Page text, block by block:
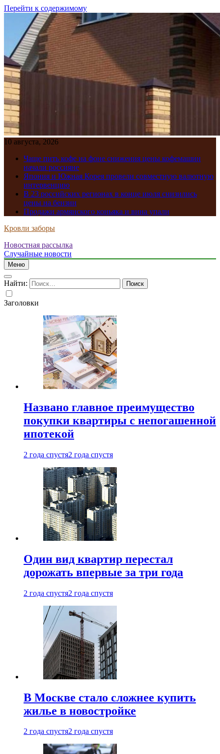
Перейти к содержимому
10 августа, 2026
Чаще пить кофе на фоне снижения цены кофемашин
начали россияне
Япония и Южная Корея провели совместную валютную
интервенцию
В 23 российских регионах в конце июля снизились
цены на бензин
Продажи армянского коньяка и вина упали
Кровли заборы
Новостная рассылка
Случайные новости
Меню
Найти:
Заголовки
Названо главное преимущество
покупки квартиры с непогашенной
ипотекой
2 года спустя2 года спустя
Один вид квартир перестал
дорожать впервые за три года
2 года спустя2 года спустя
В Москве стало сложнее купить
жилье в новостройке
2 года спустя2 года спустя